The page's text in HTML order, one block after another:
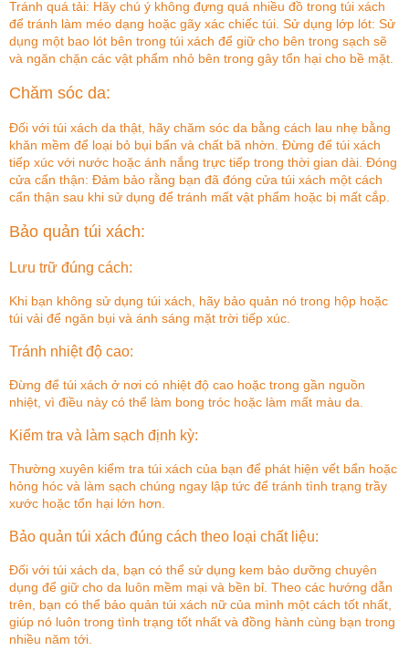
Tránh quá tải: Hãy chú ý không đựng quá nhiều đồ trong túi xách
để tránh làm méo dạng hoặc gãy xác chiếc túi. Sử dụng lớp lót: Sử
dụng một bao lót bên trong túi xách để giữ cho bên trong sạch sẽ
và ngăn chặn các vật phẩm nhỏ bên trong gây tổn hại cho bề mặt.
Chăm sóc da:
Đối với túi xách da thật, hãy chăm sóc da bằng cách lau nhẹ bằng
khăn mềm để loại bỏ bụi bẩn và chất bã nhờn. Đừng để túi xách
tiếp xúc với nước hoặc ánh nắng trực tiếp trong thời gian dài. Đóng
cửa cẩn thận: Đảm bảo rằng bạn đã đóng cửa túi xách một cách
cẩn thận sau khi sử dụng để tránh mất vật phẩm hoặc bị mất cắp.
Bảo quản túi xách:
Lưu trữ đúng cách:
Khi bạn không sử dụng túi xách, hãy bảo quản nó trong hộp hoặc
túi vải để ngăn bụi và ánh sáng mặt trời tiếp xúc.
Tránh nhiệt độ cao:
Đừng để túi xách ở nơi có nhiệt độ cao hoặc trong gần nguồn
nhiệt, vì điều này có thể làm bong tróc hoặc làm mất màu da.
Kiểm tra và làm sạch định kỳ:
Thường xuyên kiểm tra túi xách của bạn để phát hiện vết bẩn hoặc
hỏng hóc và làm sạch chúng ngay lập tức để tránh tình trạng trầy
xước hoặc tổn hại lớn hơn.
Bảo quản túi xách đúng cách theo loại chất liệu:
Đối với túi xách da, bạn có thể sử dụng kem bảo dưỡng chuyên
dụng để giữ cho da luôn mềm mại và bền bỉ. Theo các hướng dẫn
trên, bạn có thể bảo quản túi xách nữ của mình một cách tốt nhất,
giúp nó luôn trong tình trạng tốt nhất và đồng hành cùng bạn trong
nhiều năm tới.